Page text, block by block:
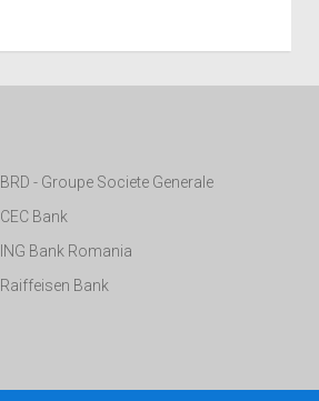
BRD - Groupe Societe Generale
CEC Bank
ING Bank Romania
Raiffeisen Bank